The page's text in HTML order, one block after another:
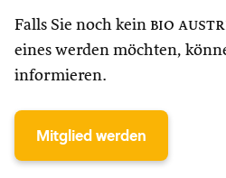
Falls Sie noch kein bio
eines werden möchten,
informieren.
Mitglied werden